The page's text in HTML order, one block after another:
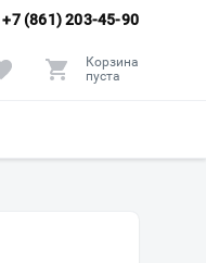
+7 (861) 203-45-90
Корзина
пуста